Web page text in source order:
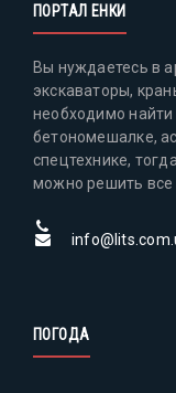
ПОРТАЛ ЕНКИ
Вы нуждаетесь в
экскаваторы,
необходимо найти
бетономешалке,
спецтехнике,
можно решить все
ПОГОДА